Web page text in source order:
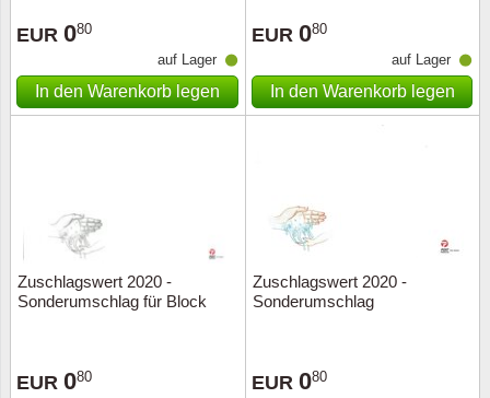
EUR 080
auf Lager
In den Warenkorb legen
EUR 080
auf Lager
In den Warenkorb legen
Zuschlagswert 2020 -
Sonderumschlag für Block
EUR 080
Zuschlagswert 2020 -
Sonderumschlag
EUR 080